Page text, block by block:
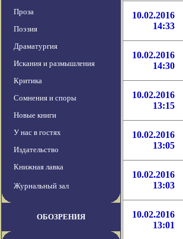
Проза
Поэзия
Драматургия
Искания и размышления
Критика
Сомнения и споры
Новые книги
У нас в гостях
Издательство
Книжная лавка
Журнальный зал
ОБОЗРЕНИЯ
10.02.2016
14:33
10.02.2016
14:30
10.02.2016
13:15
10.02.2016
13:05
10.02.2016
13:03
10.02.2016
13:01